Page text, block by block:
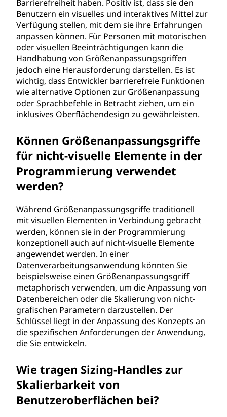
Barrierefreiheit haben. Positiv ist, dass sie den
Benutzern ein visuelles und interaktives Mittel zur
Verfügung stellen, mit dem sie ihre Erfahrungen
anpassen können. Für Personen mit motorischen
oder visuellen Beeinträchtigungen kann die
Handhabung von Größenanpassungsgriffen
jedoch eine Herausforderung darstellen. Es ist
wichtig, dass Entwickler barrierefreie Funktionen
wie alternative Optionen zur Größenanpassung
oder Sprachbefehle in Betracht ziehen, um ein
inklusives Oberflächendesign zu gewährleisten.
Können Größenanpassungsgriffe
für nicht-visuelle Elemente in der
Programmierung verwendet
werden?
Während Größenanpassungsgriffe traditionell
mit visuellen Elementen in Verbindung gebracht
werden, können sie in der Programmierung
konzeptionell auch auf nicht-visuelle Elemente
angewendet werden. In einer
Datenverarbeitungsanwendung könnten Sie
beispielsweise einen Größenanpassungsgriff
metaphorisch verwenden, um die Anpassung von
Datenbereichen oder die Skalierung von nicht-
grafischen Parametern darzustellen. Der
Schlüssel liegt in der Anpassung des Konzepts an
die spezifischen Anforderungen der Anwendung,
die Sie entwickeln.
Wie tragen Sizing-Handles zur
Skalierbarkeit von
Benutzeroberflächen bei?